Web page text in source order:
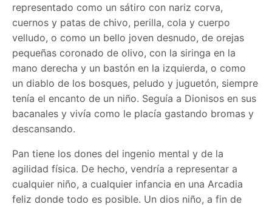
representado como un sátiro con nariz corva,
cuernos y patas de chivo, perilla, cola y cuerpo
velludo, o como un bello joven desnudo, de orejas
pequeñas coronado de olivo, con la siringa en la
mano derecha y un bastón en la izquierda, o como
un diablo de los bosques, peludo y juguetón, siempre
tenía el encanto de un niño. Seguía a Dionisos en sus
bacanales y vivía como le placía gastando bromas y
descansando.
Pan tiene los dones del ingenio mental y de la
agilidad física. De hecho, vendría a representar a
cualquier niño, a cualquier infancia en una Arcadia
feliz donde todo es posible. Un dios niño, a fin de